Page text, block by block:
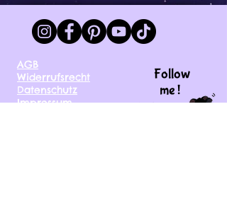
AGB
Widerrufsrecht
Datenschutz
Impressum
Follow
me !